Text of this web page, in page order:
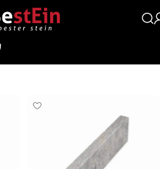
“Travertin